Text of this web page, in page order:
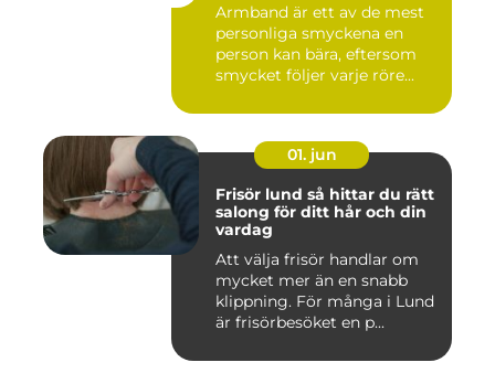
Armband är ett av de mest
personliga smyckena en
person kan bära, eftersom
smycket följer varje röre...
01. jun
Frisör lund så hittar du rätt
salong för ditt hår och din
vardag
Att välja frisör handlar om
mycket mer än en snabb
klippning. För många i Lund
är frisörbesöket en p...